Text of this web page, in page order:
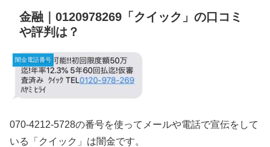
金融｜0120978269「クイック」の口コミ
や評判は？
闇金電話番号
070-4212-5728の番号を使ってメールや電話で宣伝をして
いる「クイック」は闇金です。